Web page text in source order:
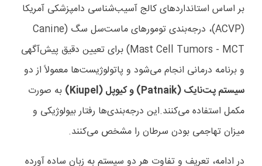
بر اساس استانداردهای کالج آسیب‌شناسی دامپزشکی آمریکا
(
ACVP)، درجه‌بندی تومورهای ماست‌سل سگ (Canine
Mast Cell Tumors - MCT) برای تعیین دقیق پیش‌آگهی
و برنامه درمانی انجام می‌شود و پاتولوژیست‌ها معمولاً از دو
سیستم پت‌نایک (Patnaik) و کیوپل (Kiupel
) به صورت
مکمل استفاده می‌کنند.این درجه‌بندی‌ها رفتار بیولوژیکی و
میزان تهاجمی بودن سرطان را مشخص می‌کنند.
در ادامه، تعریف و تفاوت هر دو سیستم به زبان ساده آورده